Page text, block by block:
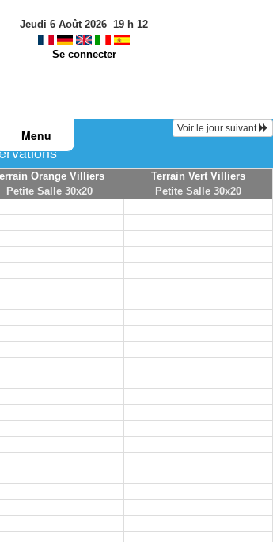
Jeudi 6 Août 2026 19 h 12
Se connecter
Menu Voir le jour suivant
Orange Villiers
Petite Salle 30x20
Terrain Vert Villiers
Petite Salle 30x20